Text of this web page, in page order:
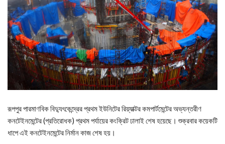
রূপপুর পারমাণবিক বিদ্যুৎকেন্দ্রের প্রথম ইউনিটের রিয়্যাক্টর কমপার্টমেন্টের অভ্যন্তরীণ
কনটেইনমেন্টের (প্রতিরোধক) প্রথম পর্যায়ের কংক্রিট ঢালাই শেষ হয়েছে। শুক্রবার কয়েকটি
ধাপে এই কনটেইনমেন্টের নির্মান কাজ শেষ হয়।